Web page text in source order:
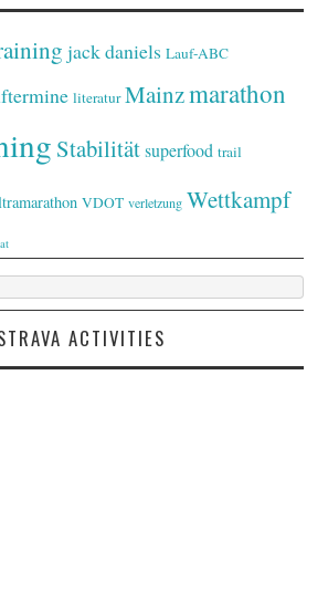
jack daniels Lauf-ABC
literatur Mainzmarathon
Stabilität superfood trail
VDOT verletzung Wettkampf
ACTIVITIES